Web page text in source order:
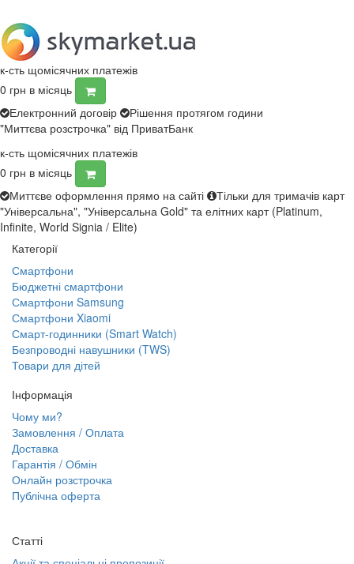
к-сть щомісячних платежів
0 грн в місяць
Електронний договір
Рішення протягом години
"Миттєва розстрочка" від ПриватБанк
к-сть щомісячних платежів
0 грн в місяць
Миттєве оформлення прямо на сайті
Тільки для тримачів карт
"Універсальна", "Універсальна Gold" та елітних карт (Platinum,
Infinite, World Signia / Elite)
Категорії
Смартфони
Бюджетні смартфони
Смартфони Samsung
Смартфони Xiaomi
Смарт-годинники (Smart Watch)
Безпроводні навушники (TWS)
Товари для дітей
Інформація
Чому ми?
Замовлення / Оплата
Доставка
Гарантія / Обмін
Онлайн розстрочка
Публічна оферта
Статті